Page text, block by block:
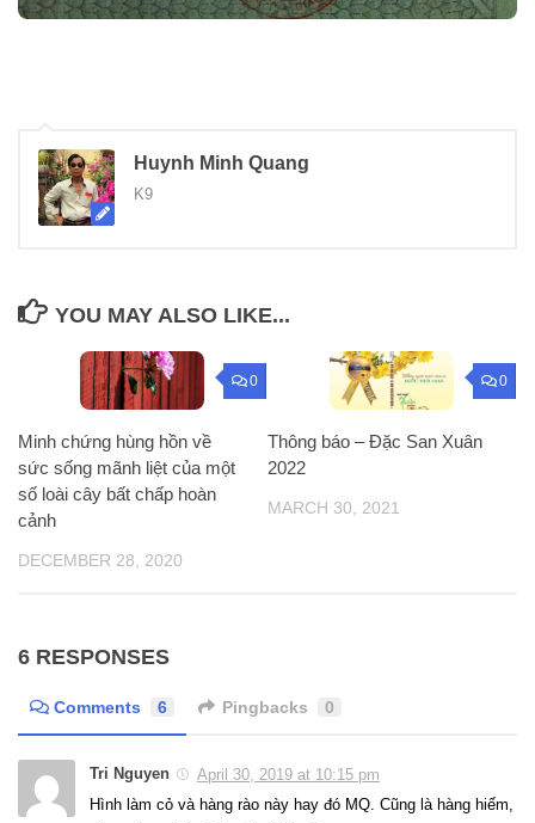
Huynh Minh Quang
K9
YOU MAY ALSO LIKE...
0
Minh chứng hùng hồn về
sức sống mãnh liệt của một
số loài cây bất chấp hoàn
cảnh
DECEMBER 28, 2020
0
Thông báo – Đặc San Xuân
2022
MARCH 30, 2021
6 RESPONSES
Comments 6 Pingbacks 0
Tri Nguyen
April 30, 2019 at 10:15 pm
Hình làm cỏ và hàng rào này hay đó MQ. Cũng là hàng hiếm,